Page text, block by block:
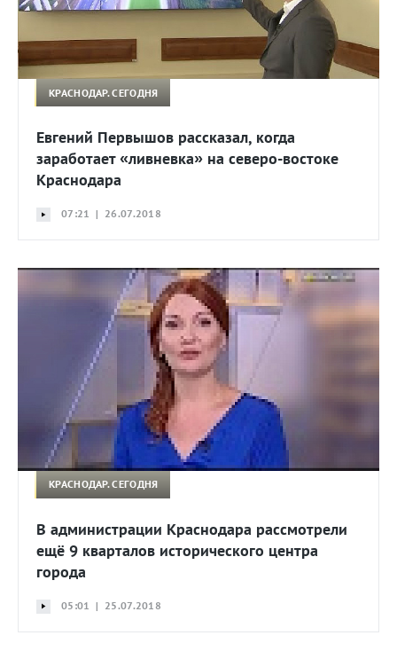
КРАСНОДАР. СЕГОДНЯ
Евгений Первышов рассказал, когда
заработает «ливневка» на северо-востоке
Краснодара
07:21 | 26.07.2018
КРАСНОДАР. СЕГОДНЯ
В администрации Краснодара рассмотрели
ещё 9 кварталов исторического центра
города
05:01 | 25.07.2018